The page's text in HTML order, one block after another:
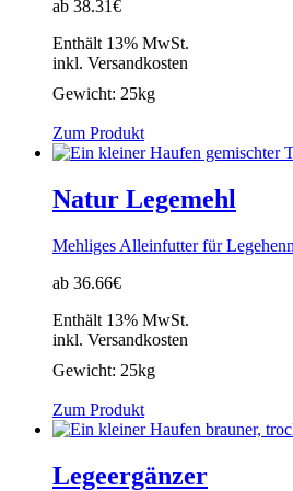
ab 38.31€
Enthält 13% MwSt.
inkl. Versandkosten
Gewicht: 25kg
Zum Produkt
Natur Legemehl
Mehliges Alleinfutter für
ab 36.66€
Enthält 13% MwSt.
inkl. Versandkosten
Gewicht: 25kg
Zum Produkt
Legeergänzer